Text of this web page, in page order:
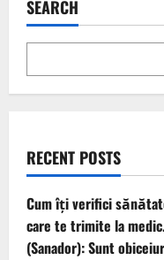
SEARCH
RECENT POSTS
Cum îți verifici
care te trimite la
(Sanador): Sunt